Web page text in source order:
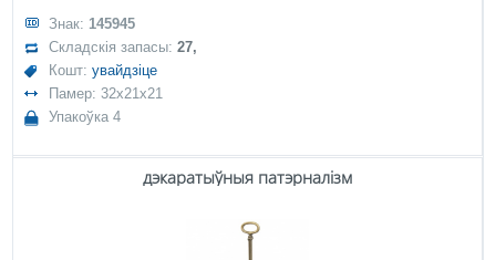
Знак: 145945
Складскія запасы:27,
Кошт:увайдзіце
Памер: 32x21x21
Упакоўка 4
дэкаратыўныя патэрналізм